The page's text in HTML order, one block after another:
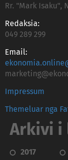
Rr. "Mark Isaku",
Redaksia:
049 289 299
Email:
Impressum
Themeluar nga
Arkivi i
2017